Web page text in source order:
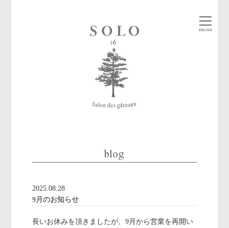
menu
blog
2025.08.28
9月のお知らせ
長いお休みを頂きましたが、9月から営業を再開い